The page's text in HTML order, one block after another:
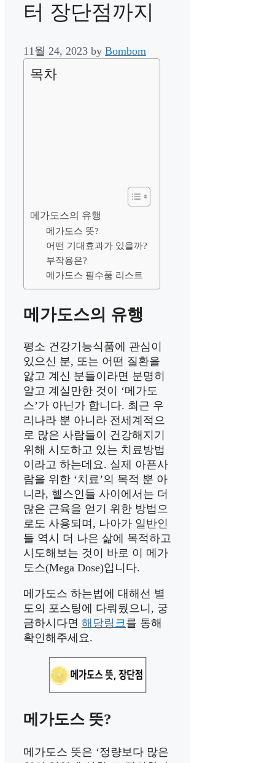
터 장단점까지
11월 24, 2023 by Bombom
목차
메가도스의 유행
메가도스 뜻?
어떤 기대효과가 있을까?
부작용은?
메가도스 필수품 리스트
메가도스의 유행
평소 건강기능식품에 관심이
있으신 분, 또는 어떤 질환을
앓고 계신 분들이라면 분명히
알고 계실만한 것이 ‘메가도
스’가 아닌가 합니다. 최근 우
리나라 뿐 아니라 전세계적으
로 많은 사람들이 건강해지기
위해 시도하고 있는 치료방법
이라고 하는데요. 실제 아픈사
람을 위한 ‘치료’의 목적 뿐 아
니라, 헬스인들 사이에서는 더
많은 근육을 얻기 위한 방법으
로도 사용되며, 나아가 일반인
들 역시 더 나은 삶에 목적하고
시도해보는 것이 바로 이 메가
도스(Mega Dose)입니다.
메가도스 하는법에 대해선 별
도의 포스팅에 다뤄뒀으니, 궁
금하시다면 해당링크를 통해
확인해주세요.
메가도스 뜻?
메가도스 뜻은 ‘정량보다 많은